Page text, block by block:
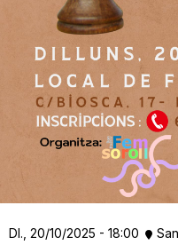
Dl., 20/10/2025 - 18:00